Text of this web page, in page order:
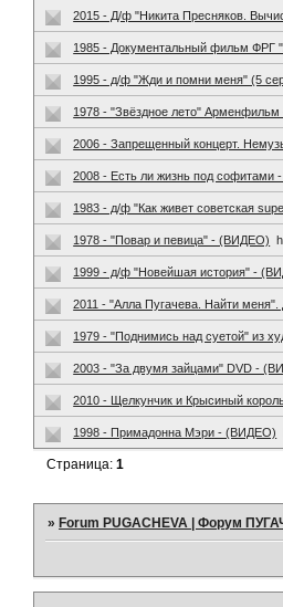
2015 - Д/ф "Никита Пресняков.
1985 - Документальный фильм ФРГ
1995 - д/ф "Жди и помни меня" (5
1978 - "Звёздное лето"
2006 - Запрещенный концерт.
2008 - Есть ли жизнь под
1983 - д/ф "Как живет советская
1978 - "Повар и певица" - (ВИДЕО)
1999 - д/ф "Новейшая история" -
2011 - "Алла Пугачева. Найти
1979 - "Поднимись над суетой" из
2003 - "За двумя зайцами" DVD -
2010 - Щелкунчик и Крысиный
1998 - Примадонна Мэри - (ВИДЕО)
Страница:1
»Forum PUGACHEVA | Форум